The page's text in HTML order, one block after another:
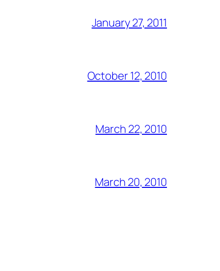
January 27, 2011
October 12, 2010
March 22, 2010
March 20, 2010